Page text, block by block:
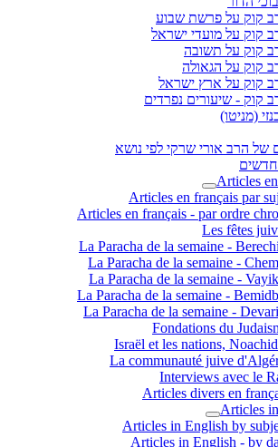
קוק על פרשת שבוע
קוק על מועדי ישראל
קוק על תשובה
קוק על הגאולה
קוק על ארץ ישראל
קוק - שיעורים נפרדים
(מניטו)
של הרב אורי שרקי לפי נושא
Articles
Articles en français par
Les fêtes
La Paracha de la semaine -
La Paracha de la semaine -
La Paracha de la semaine -
La Paracha de la semaine -
La Paracha de la semaine -
Fondations du
Israël et les nations,
La communauté juive
Interviews avec le
Articles divers en
Articles
Articles in English by
Articles in English - by